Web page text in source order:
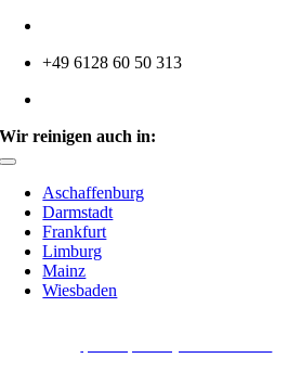
+49 6128 60 50 313
Wir reinigen auch in:
Toggle
NavigationAschaffenburg
Darmstadt
Frankfurt
Limburg
Mainz
Wiesbaden